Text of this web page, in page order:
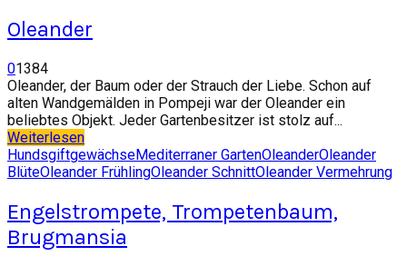
Oleander
01384
Oleander, der Baum oder der Strauch der Liebe. Schon auf
alten Wandgemälden in Pompeji war der Oleander ein
beliebtes Objekt. Jeder Gartenbesitzer ist stolz auf...
Weiterlesen
HundsgiftgewächseMediterraner GartenOleanderOleander
BlüteOleander FrühlingOleander SchnittOleander Vermehrung
Engelstrompete, Trompetenbaum,
Brugmansia